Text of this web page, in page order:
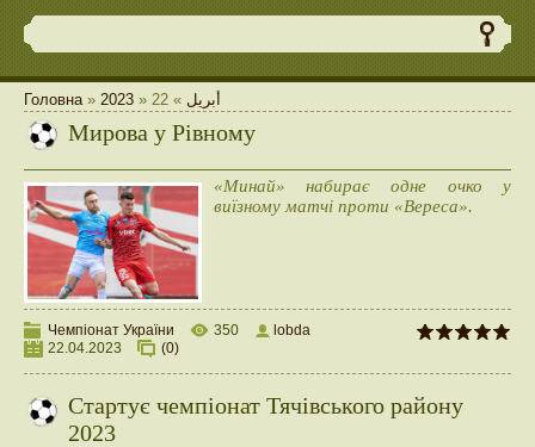
Головна» 2023 » أبريل »
22
Мирова у Рівному
«Минай» набирає одне очко у
виїзному матчі проти «Вереса».
Чемпіонат України 350
lobda
22.04.2023
(0)
Стартує чемпіонат Тячівського району
2023